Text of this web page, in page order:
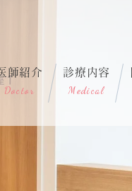
師紹介
Doctor
診療内容
Medical